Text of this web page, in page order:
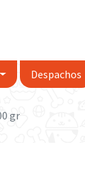
Despachos
gr